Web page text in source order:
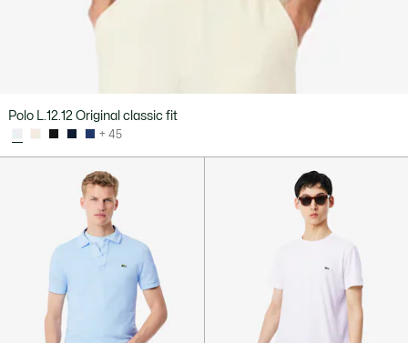
Polo L.12.12 Original classic fit
+ 45